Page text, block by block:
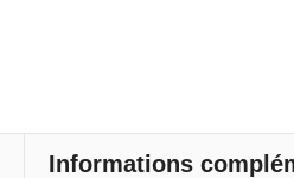
Informations